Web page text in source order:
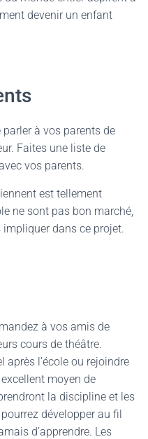
devenir un enfant
à vos parents de
Faites une liste de
vos parents.
est tellement
ne sont pas bon marché,
dans ce projet.
à vos amis de
cours de théâtre.
après l’école ou rejoindre
moyen de
la discipline et les
développer au fil
d’apprendre. Les